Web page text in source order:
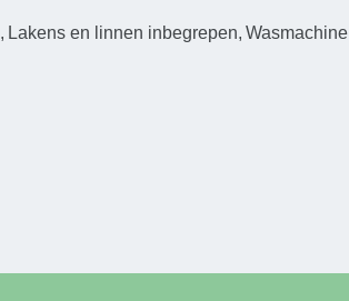
Lakens en linnen inbegrepen Wasmachine